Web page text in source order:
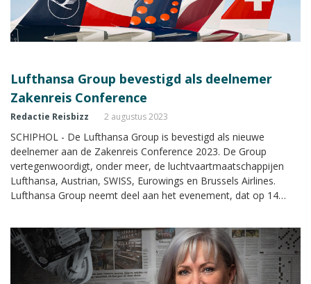
Lufthansa Group bevestigd als deelnemer
Zakenreis Conference
Redactie Reisbizz 2 augustus 2023
SCHIPHOL - De Lufthansa Group is bevestigd als nieuwe
deelnemer aan de Zakenreis Conference 2023. De Group
vertegenwoordigt, onder meer, de luchtvaartmaatschappijen
Lufthansa, Austrian, SWISS, Eurowings en Brussels Airlines.
Lufthansa Group neemt deel aan het evenement, dat op 14
A4 bij Schiphol.